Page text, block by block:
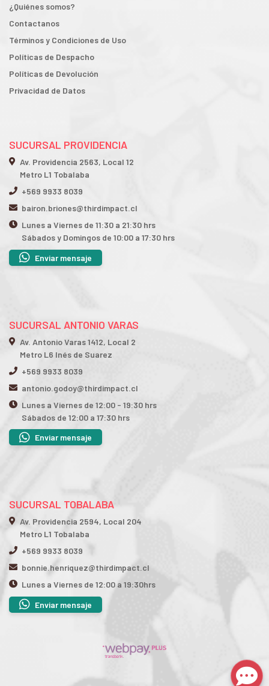
¿Quiénes somos?
Contactanos
Términos y Condiciones de Uso
Políticas de Despacho
Políticas de Devolución
Privacidad de Datos
SUCURSAL PROVIDENCIA
Av. Providencia 2563, Local 12
Metro L1 Tobalaba
+569 9933 8039
bairon.briones@thirdimpact.cl
Lunes a Viernes de 11:30 a 21:30 hrs
Sábados y Domingos de 10:00 a 17:30 hrs
Enviar mensaje
SUCURSAL ANTONIO VARAS
Av. Antonio Varas 1412, Local 2
Metro L6 Inés de Suarez
+569 9933 8039
antonio.godoy@thirdimpact.cl
Lunes a Viernes de 12:00 - 19:30 hrs
Sábados de 12:00 a 17:30 hrs
Enviar mensaje
SUCURSAL TOBALABA
Av. Providencia 2594, Local 204
Metro L1 Tobalaba
+569 9933 8039
bonnie.henriquez@thirdimpact.cl
Lunes a Viernes de 12:00 a 19:30hrs
Enviar mensaje